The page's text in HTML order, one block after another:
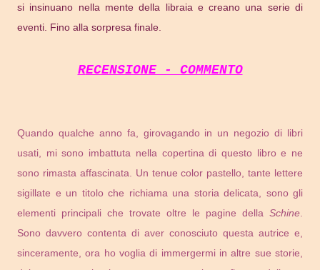
si insinuano nella mente della libraia e creano una serie di
eventi. Fino alla sorpresa finale.
RECENSIONE - COMMENTO
Quando qualche anno fa, girovagando in un negozio di libri
usati, mi sono imbattuta nella copertina di questo libro e ne
sono rimasta affascinata. Un tenue color pastello, tante lettere
sigillate e un titolo che richiama una storia delicata, sono gli
elementi principali che trovate oltre le pagine della Schine
Sono davvero contenta di aver conosciuto questa autrice e,
sinceramente, ora ho voglia di immergermi in altre sue storie,